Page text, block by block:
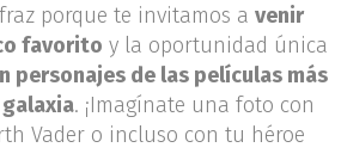
porque te invitamos a venir
favorito y la oportunidad única
personajes de las películas más
. ¡Imagínate una foto con
Vader o incluso con tu héroe